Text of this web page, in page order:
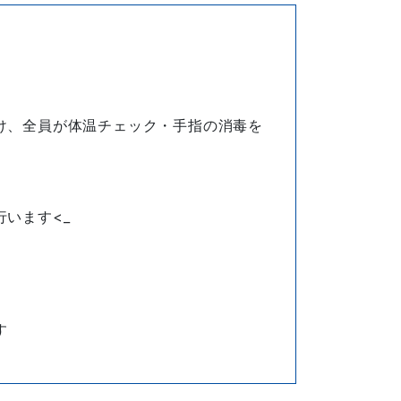
全員が体温チェック・手指の消毒を
ます<_